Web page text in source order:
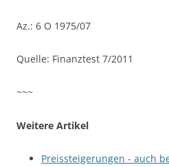
Az.: 6 O 1975/07
Quelle: Finanztest 7/2011
~~~
Weitere Artikel
Preissteigerungen - auch